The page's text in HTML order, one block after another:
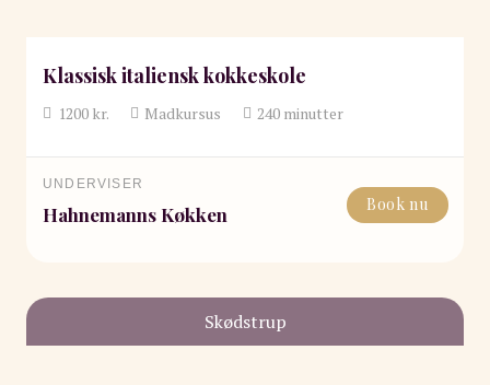
Klassisk italiensk kokkeskole
1200kr. Madkursus 240 minutter
UNDERVISER
Hahnemanns Køkken Book nu
Skødstrup